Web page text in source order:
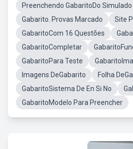
Preenchendo GabaritoDo Simulado
Gabarito. Provas Marcado
Site
GabaritoCom 16 Questões
GabaritoCompletar
GabaritoPara Teste
Imagens DeGabarito
Folha
GabaritoSistema De En Si No
GabaritoModelo Para Preencher